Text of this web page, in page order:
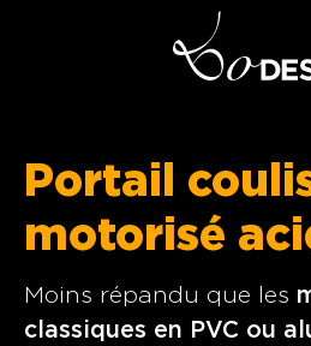
Portail
motorisé
Moins répandu que les
classiques en PVC ou